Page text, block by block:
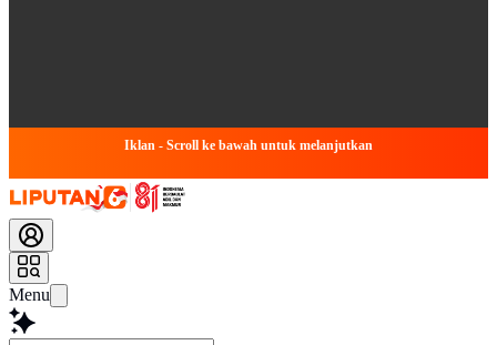
Iklan - Scroll ke bawah untuk melanjutkan
Menu